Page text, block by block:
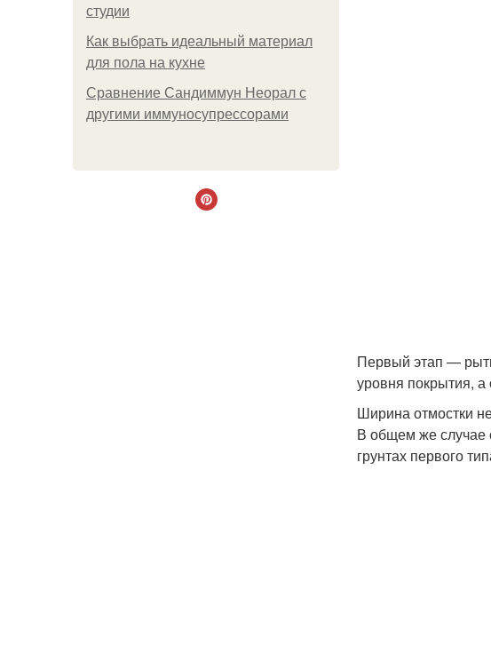
студии
Как выбрать идеальный материал
для пола на кухне
Сравнение Сандиммун Неорал с
другими иммуносупрессорами
Первый этап —
уровня покрытия,
Ширина отмостки
В общем же случае
грунтах первого